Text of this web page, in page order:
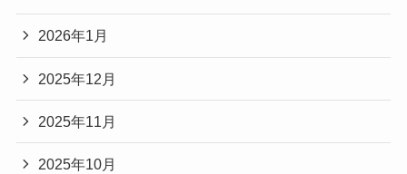
2026年1月
2025年12月
2025年11月
2025年10月